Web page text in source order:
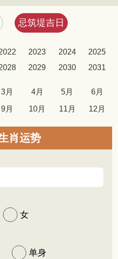
忌筑堤吉日
2023 2024
2025
2029 2030 2031
3月 4月 5月 6月
9月 10月 11月 12月
肖运势
女
单身